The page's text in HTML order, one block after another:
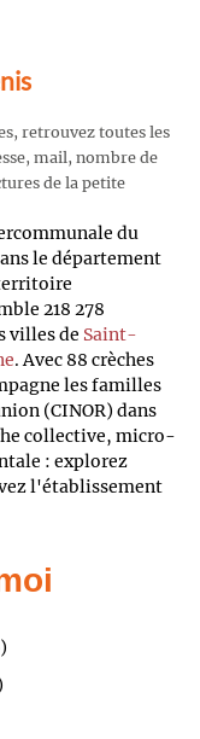
retrouvez toutes les
mail, nombre de
de la petite
du
le département
218 278
villes de Saint-
. Avec 88 crèches
les familles
(CINOR) dans
collective, micro-
: explorez
l'établissement